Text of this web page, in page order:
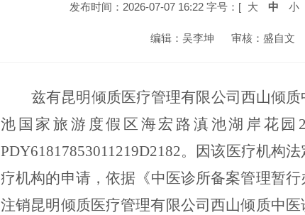
发布时间：2026-07-07 16:22 字号：[ 大 中 小
编辑：吴李坤 审核：盛自文
兹有昆明倾质医疗管理有限公司西山倾质
池国家旅游度假区海宏路滇池湖岸花园
PDY61817853011219D2182。因该医疗机构
疗机构的申请，依据 《中医诊所备案管理暂行
注销昆明倾质医疗管理有限公司西山倾质中医